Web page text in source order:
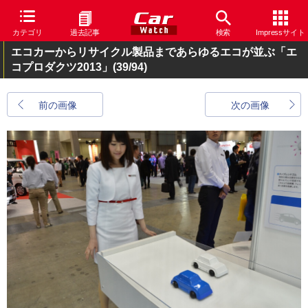
カテゴリ 過去記事 検索 Impressサイト
エコカーからリサイクル製品まであらゆるエコが並ぶ「エ
コプロダクツ2013」 (39/94)
前の画像 次の画像